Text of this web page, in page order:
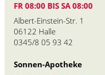
FR 08:00 BIS SA 08:00
Albert-Einstein-Str. 1
06122 Halle
0345/8 05 93 42
Sonnen-Apotheke